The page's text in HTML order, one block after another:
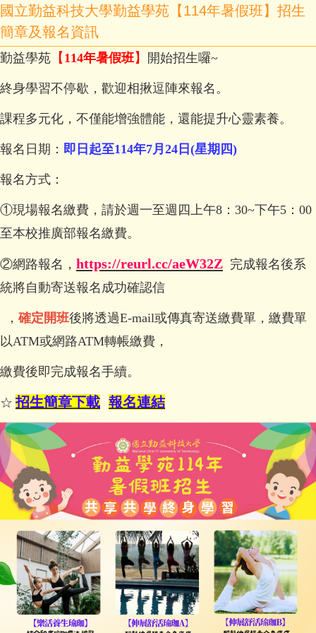
國立勤益科技大學勤益學苑【114年暑假班】招生
簡章及報名資訊
勤益學苑 【 114年暑假班】 開始招生囉~
終身學習不停歇，歡迎相揪逗陣來報名。
課程多元化，不僅能增強體能，還能提升心靈素養。
報名日期： 即日起至114年7月24 日 (星期四)
報名方式：
①現場報名繳費，請於週一至週四上午8 ： 30~下午5 ： 00
至本校推廣部報名繳費。
②網路報名， https://reurl.cc/aeW32Z 完成報名後系
統將自動寄送報名成功確認信
， 確定開班後將透過E-mail或傳真寄送繳費單，繳費單
以ATM或網路ATM轉帳繳費，
繳費後即完成報名手續。
☆ 招生簡章下載 報名連結